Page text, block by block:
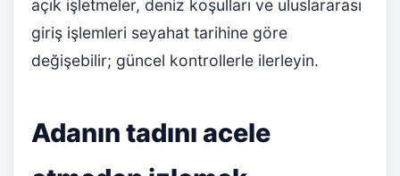
açık işletmeler, deniz koşulları ve uluslararası
giriş işlemleri seyahat tarihine göre
değişebilir; güncel kontrollerle ilerleyin.
Adanın tadını acele